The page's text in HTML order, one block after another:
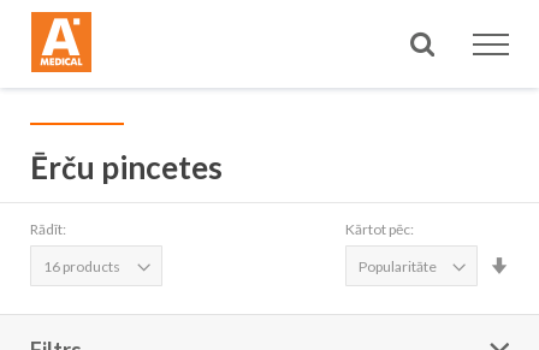
Meklēt
Ērču pincetes
Rādīt: Kārtot pēc: